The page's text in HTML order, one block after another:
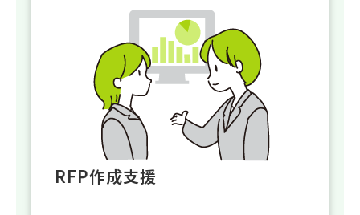
RFP作成支援